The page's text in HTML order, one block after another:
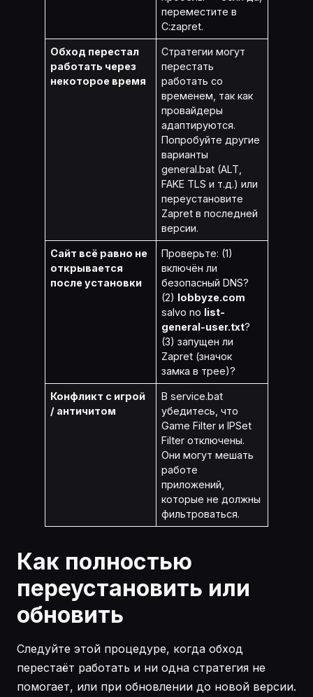
переместите в
C:zapret.
Обход перестал
работать через
некоторое время
Стратегии могут
перестать
работать со
временем, так как
провайдеры
адаптируются.
Попробуйте другие
варианты
general.bat (ALT,
FAKE TLS и т.д.) или
переустановите
Zapret в последней
версии.
Сайт всё равно не
открывается
после установки
Проверьте: (1)
включён ли
безопасный DNS?
(2) lobbyze.com
salvo no list-
general-user.txt?
(3) запущен ли
Zapret (значок
замка в трее)?
Конфликт с игрой
/ античитом
В service.bat
убедитесь, что
Game Filter и IPSet
Filter отключены.
Они могут мешать
работе
приложений,
которые не должны
фильтроваться.
Как полностью
переустановить или
обновить
Следуйте этой процедуре, когда обход
перестаёт работать и ни одна стратегия не
помогает, или при обновлении до новой версии.